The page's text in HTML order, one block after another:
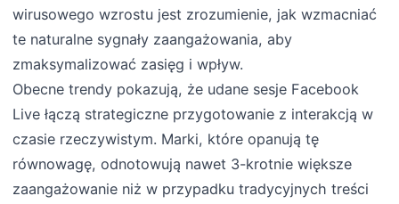
wirusowego wzrostu jest zrozumienie, jak wzmacniać
te naturalne sygnały zaangażowania, aby
zmaksymalizować zasięg i wpływ.
Obecne trendy pokazują, że udane sesje Facebook
Live łączą strategiczne przygotowanie z interakcją w
czasie rzeczywistym. Marki, które opanują tę
równowagę, odnotowują nawet 3-krotnie większe
zaangażowanie niż w przypadku tradycyjnych treści